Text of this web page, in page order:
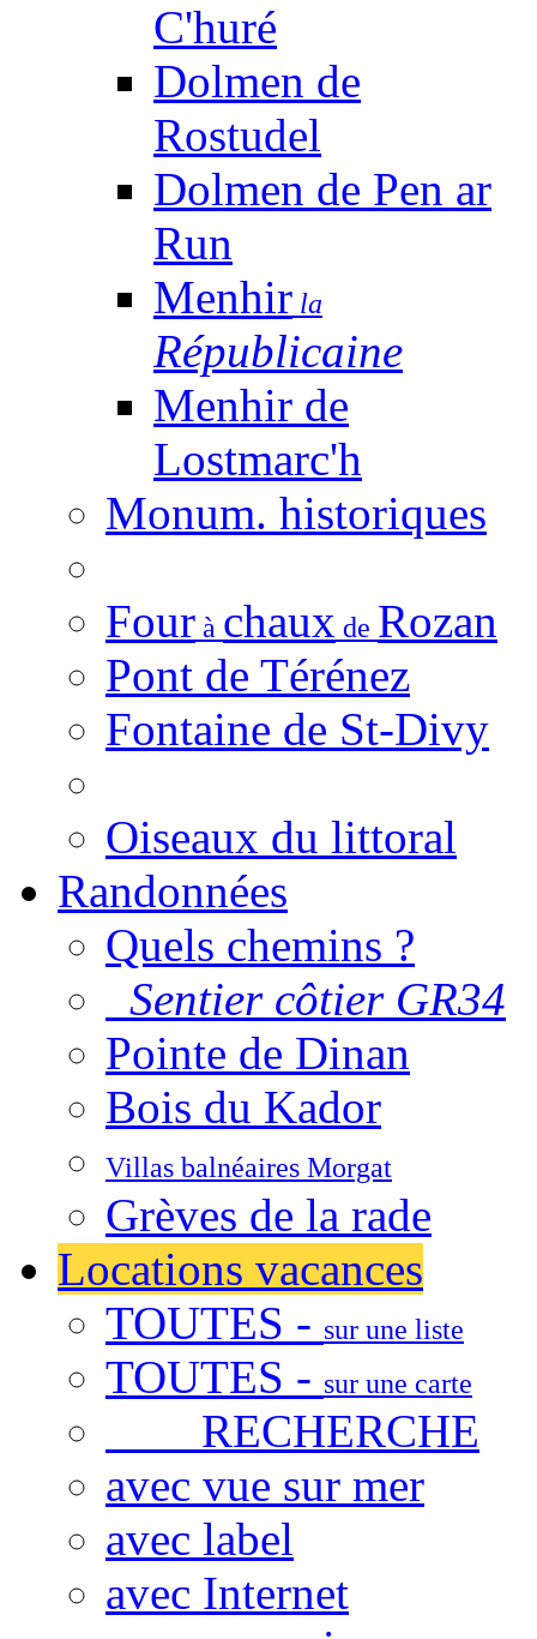
C'huré
Dolmen de
Rostudel
Dolmen de Pen ar
Run
Menhir la
Républicaine
Menhir de
Lostmarc'h
Monum. historiques
Four à chaux de Rozan
Pont de Térénez
Fontaine de St-Divy
Oiseaux du littoral
Randonnées
Quels chemins ?
Sentier côtier GR34
Pointe de Dinan
Bois du Kador
Villas balnéaires Morgat
Grèves de la rade
Locations vacances
TOUTES - sur une liste
TOUTES - sur une carte
RECHERCHE
avec vue sur mer
avec label
avec Internet